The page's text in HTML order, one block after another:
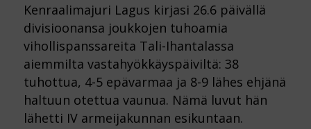
Kenraalimajuri Lagus kirjasi 26.6 päivällä
divisioonansa joukkojen tuhoamia
vihollispanssareita Tali-Ihantalassa
aiemmilta vastahyökkäyspäiviltä: 38
tuhottua, 4-5 epävarmaa ja 8-9 lähes ehjänä
haltuun otettua vaunua. Nämä luvut hän
lähetti IV armeijakunnan esikuntaan.